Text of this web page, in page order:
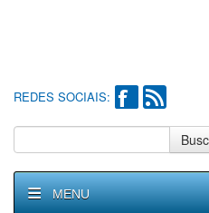
REDES SOCIAIS:
MENU